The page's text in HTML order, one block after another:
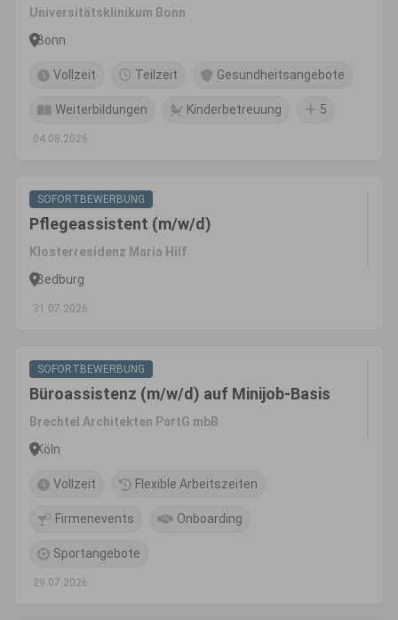
Universitätsklinikum Bonn
Bonn
Vollzeit Teilzeit Gesundheitsangebote
Weiterbildungen Kinderbetreuung 5
04.08.2026
SOFORTBEWERBUNG
Pflegeassistent (m/w/d)
Klosterresidenz Maria Hilf
Bedburg
31.07.2026
SOFORTBEWERBUNG
Büroassistenz (m/w/d) auf Minijob-Basis
Brechtel Architekten PartG mbB
Köln
Vollzeit Flexible Arbeitszeiten
Firmenevents Onboarding
Sportangebote
29.07.2026